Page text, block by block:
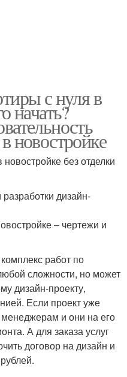
с нуля в
начать?
новостройке
без отделки
дизайн-
– чертежи и
работ по
сложности, но может
дизайн-проекту,
Если проект уже
и они на его
А для заказа услуг
договор на дизайн и